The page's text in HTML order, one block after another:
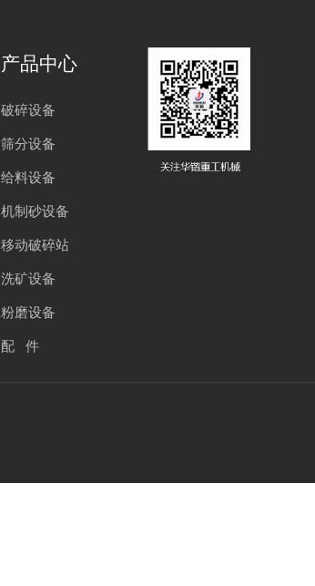
产品中心
破碎设备
筛分设备
给料设备
机制砂设备
移动破碎站
洗矿设备
粉磨设备
配 件